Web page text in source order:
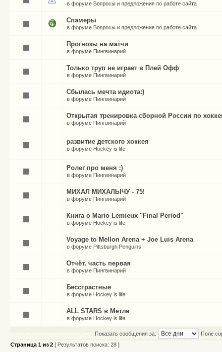
в форуме Вопросы и предложения по работе сайта
Спамеры
в форуме Вопросы и предложения по работе сайта
Прогнозы на матчи
в форуме Пингвинарий
Только труп не играет в Плей Офф
в форуме Пингвинарий
Сбылась мечта идиота:)
в форуме Пингвинарий
Открытая тренировка сборной России по
в форуме Пингвинарий
развитие детского хоккея
в форуме Hockey is life
Ролег про меня :)
в форуме Пингвинарий
МИХАЛ МИХАЛЫЧУ - 75!
в форуме Пингвинарий
Книга о Mario Lemieux "Final Period"
в форуме Hockey is life
Voyage to Mellon Arena + Joe Luis Arena
в форуме Pittsburgh Penguins
Отчёт, часть первая
в форуме Пингвинарий
Бесстрастные
в форуме Hockey is life
ALL STARS в Метле
в форуме Hockey is life
Показать сообщения за:
Поле
Страница 1 из 2 [ Результатов поиска: 28 ]